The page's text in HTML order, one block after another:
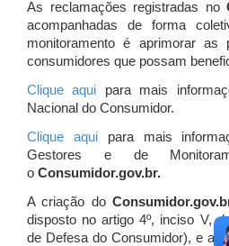
As reclamações registradas no
acompanhadas de forma
monitoramento é aprimorar as
consumidores que possam
Clique aqui para mais
Nacional do Consumidor.
Clique aquipara mais
Gestores e de
o Consumidor.gov.br.
A criação do
disposto no artigo 4º, inciso V,
de Defesa do Consumidor), e